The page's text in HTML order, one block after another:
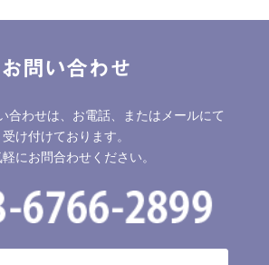
お問い合わせ
合わせは、お電話、またはメールにて
受け付けております。
にお問合わせください。